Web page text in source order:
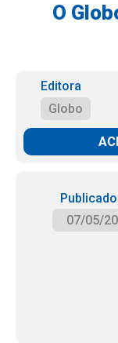
O
Editora
Globo
07/05/